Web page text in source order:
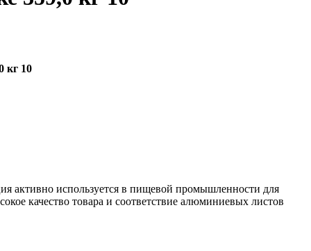
кг 10
активно используется в пищевой промышленности для
качество товара и соответствие алюминиевых листов